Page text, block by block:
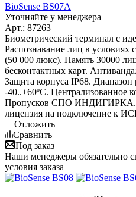
BioSense BS07А
Уточняйте у менеджера
Арт.: 87263
Биометрический терминал с
Распознавание лиц в условиях
(50 000 люкс). Память 30000
бесконтактных карт.
Защита корпуса IP68. Диапазон
-40..+60ºС. Централизованное
Пропусков СПО ИНДИГИРКА. В
лицензия на подключение к
Отложить
Сравнить
Под заказ
Наши менеджеры обязательно
условия заказа